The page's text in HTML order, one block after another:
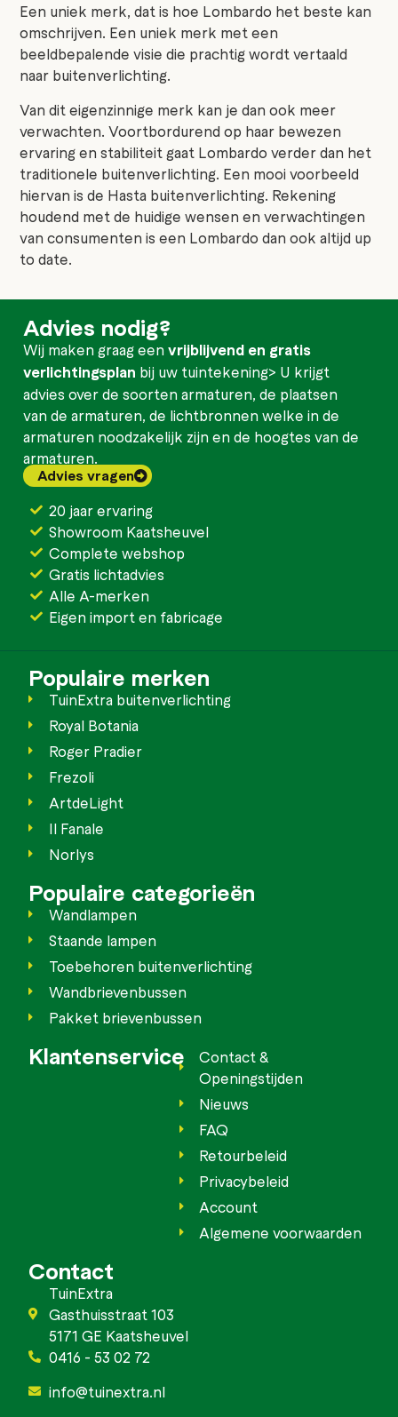
Een uniek merk, dat is hoe Lombardo het beste kan
omschrijven. Een uniek merk met een
beeldbepalende visie die prachtig wordt vertaald
naar buitenverlichting.
Van dit eigenzinnige merk kan je dan ook meer
verwachten. Voortbordurend op haar bewezen
ervaring en stabiliteit gaat Lombardo verder dan het
traditionele buitenverlichting. Een mooi voorbeeld
hiervan is de Hasta buitenverlichting. Rekening
houdend met de huidige wensen en verwachtingen
van consumenten is een Lombardo dan ook altijd up
to date.
Advies nodig?
Wij maken graag eenvrijblijvend en gratis
verlichtingsplan bij uw tuintekening> U krijgt
advies over de soorten armaturen, de plaatsen
van de armaturen, de lichtbronnen welke in de
armaturen noodzakelijk zijn en de hoogtes van de
armaturen.
Advies vragen
20 jaar ervaring
Showroom Kaatsheuvel
Complete webshop
Gratis lichtadvies
Alle A-merken
Eigen import en fabricage
Populaire merken
TuinExtra buitenverlichting
Royal Botania
Roger Pradier
Frezoli
ArtdeLight
Il Fanale
Norlys
Populaire categorieën
Wandlampen
Staande lampen
Toebehoren buitenverlichting
Wandbrievenbussen
Pakket brievenbussen
Klantenservice
Contact &
Openingstijden
Nieuws
FAQ
Retourbeleid
Privacybeleid
Account
Algemene voorwaarden
Contact
TuinExtra
Gasthuisstraat 103
5171 GE Kaatsheuvel
0416 - 53 02 72
info@tuinextra.nl